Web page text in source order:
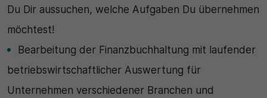
Du Dir aussuchen, welche Aufgaben Du übernehmen
möchtest!
Bearbeitung der Finanzbuchhaltung mit laufender
betriebswirtschaftlicher Auswertung für
Unternehmen verschiedener Branchen und